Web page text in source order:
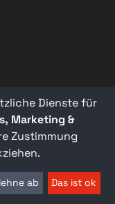
Dienste für
Marketing &
Zustimmung
ab Das ist ok